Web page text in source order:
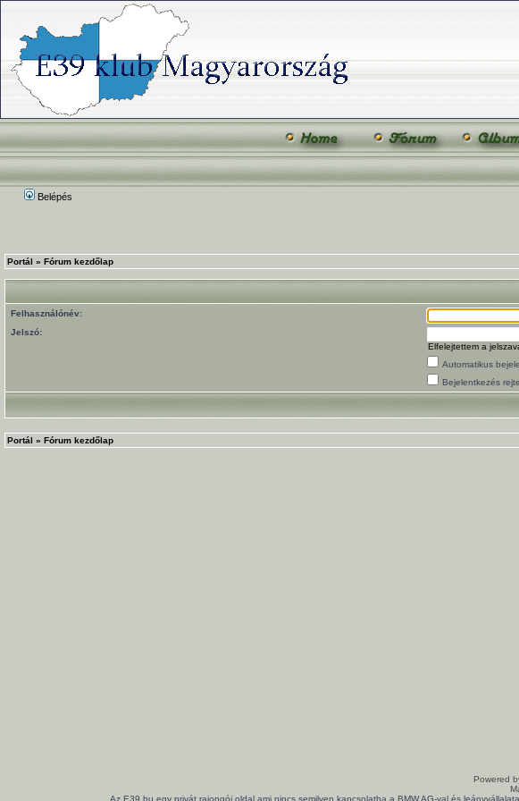
Belépés
Portál » Fórum kezdőlap
Felhasználónév:
Jelszó:
Elfelejtettem a
Automatikus
Bejelentkezés
Portál » Fórum kezdőlap
Powered
Az E39.hu egy privát rajongói oldal ami nincs semilyen kapcsolatba a BMW AG-val és